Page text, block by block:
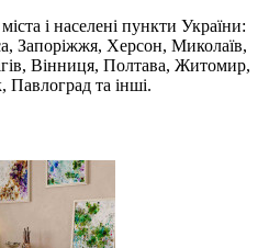
і населені пункти України:
Запоріжжя, Херсон, Миколаїв,
Вінниця, Полтава, Житомир,
та інші.